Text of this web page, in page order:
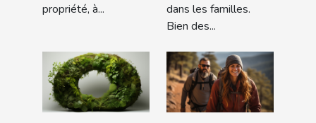
propriété, à...
dans les familles.
Bien des...